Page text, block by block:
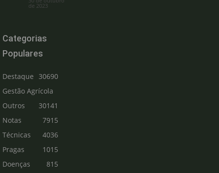
de 2023
Categorias
Populares
Destaque
30690
Gestão Agrícola
30141
Outros
7915
Notas
Técnicas
4036
Pragas
1015
Doenças
815